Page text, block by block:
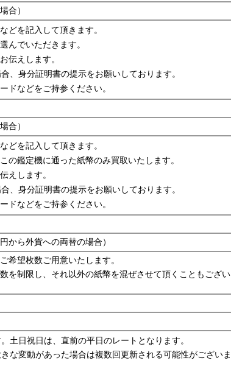
合）
どを記入して頂きます。
んでいただきます。
伝えします。
、身分証明書の提示をお願いしております。
ドなどをご持参ください。
合）
どを記入して頂きます。
鑑定機に通った紙幣のみ買取いたします。
えします。
、身分証明書の提示をお願いしております。
ドなどをご持参ください。
から外貨への両替の場合）
希望枚数ご用意いたします。
を制限し、それ以外の紙幣を混ぜさせて頂くこともござい
土日祝日は、直前の平日のレートとなります。
な変動があった場合は複数回更新される可能性がございま